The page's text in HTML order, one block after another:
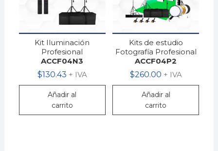
Kit Iluminación
Profesional
ACCF04N3
$130.43 + IVA
Añadir al
carrito
Kits de estudio
Fotografía Profesional
ACCF04P2
$260.00 + IVA
Añadir al
carrito